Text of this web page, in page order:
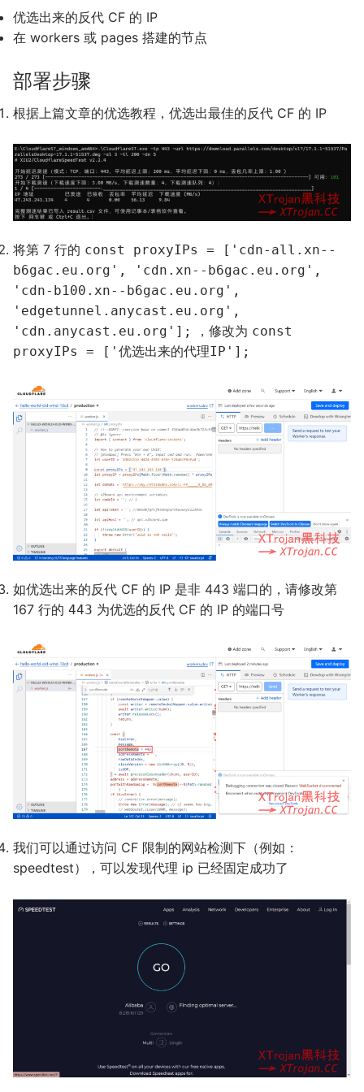
优选出来的反代 CF 的 IP
在 workers 或 pages 搭建的节点
部署步骤
根据上篇文章的优选教程，优选出最佳的反代 CF 的 IP
将第 7 行的 const proxyIPs = ['cdn-all.xn--
b6gac.eu.org', 'cdn.xn--b6gac.eu.org',
'cdn-b100.xn--b6gac.eu.org',
'edgetunnel.anycast.eu.org',
'cdn.anycast.eu.org'];
，修改为 const
proxyIPs = ['优选出来的代理IP'];
如优选出来的反代 CF 的 IP 是非 443 端口的，请修改第
167 行的 443 为优选的反代 CF 的 IP 的端口号
我们可以通过访问 CF 限制的网站检测下（例如：
speedtest），可以发现代理 ip 已经固定成功了